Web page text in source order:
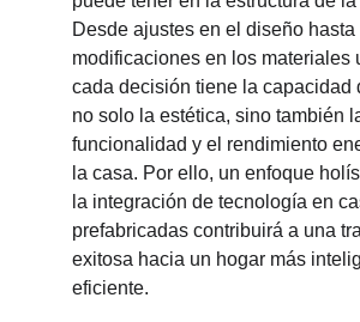
Desde ajustes en el diseño hasta
modificaciones en los materiales
cada decisión tiene la capacidad
no solo la estética, sino también
funcionalidad y el rendimiento
la casa. Por ello, un enfoque
la integración de tecnología en
prefabricadas contribuirá a una
exitosa hacia un hogar más
eficiente.